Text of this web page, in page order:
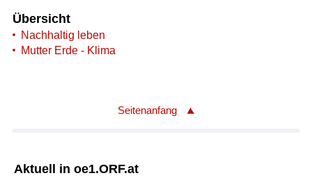
Übersicht
Nachhaltig leben
Mutter Erde - Klima
Seitenanfang
Aktuell in oe1.ORF.at